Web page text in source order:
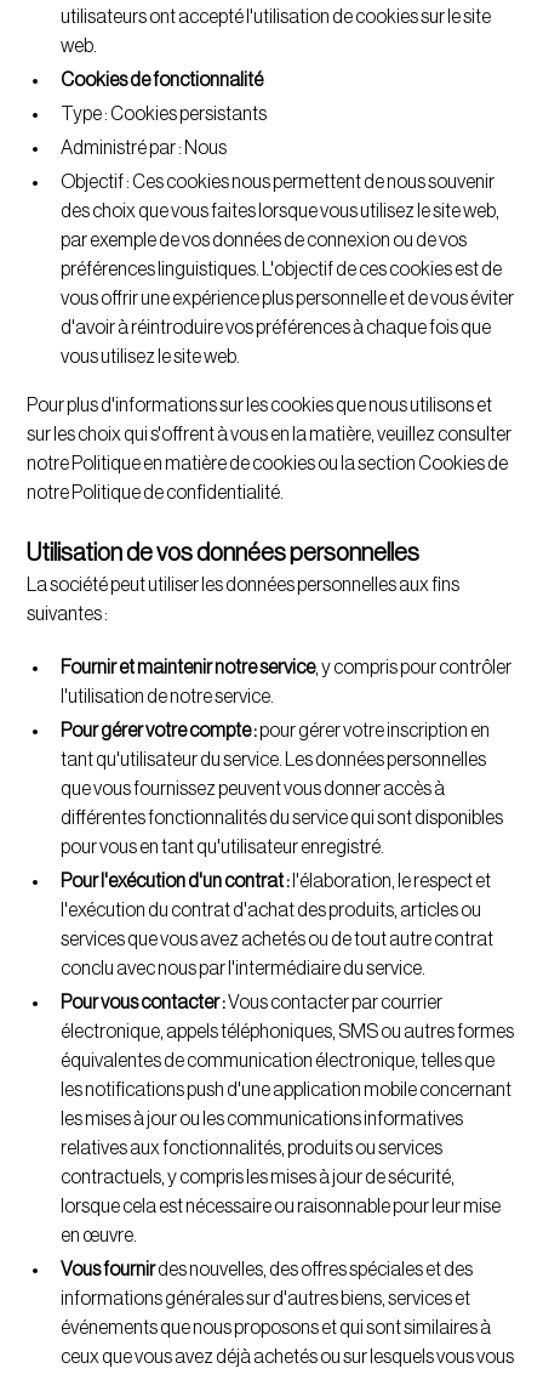
utilisateurs ont accepté l'utilisation de cookies sur le site
web.
Cookies de fonctionnalité
Type : Cookies persistants
Administré par : Nous
Objectif : Ces cookies nous permettent de nous souvenir
des choix que vous faites lorsque vous utilisez le site web,
par exemple de vos données de connexion ou de vos
préférences linguistiques. L'objectif de ces cookies est de
vous offrir une expérience plus personnelle et de vous éviter
d'avoir à réintroduire vos préférences à chaque fois que
vous utilisez le site web.
Pour plus d'informations sur les cookies que nous utilisons et
sur les choix qui s'offrent à vous en la matière, veuillez consulter
notre Politique en matière de cookies ou la section Cookies de
notre Politique de confidentialité.
Utilisation de vos données personnelles
La société peut utiliser les données personnelles aux fins
suivantes :
Fournir et maintenir notre service, y compris pour contrôler
l'utilisation de notre service.
Pour gérer votre compte :pour gérer votre inscription en
tant qu'utilisateur du service. Les données personnelles
que vous fournissez peuvent vous donner accès à
différentes fonctionnalités du service qui sont disponibles
pour vous en tant qu'utilisateur enregistré.
Pour l'exécution d'un contrat : l'élaboration, le respect et
l'exécution du contrat d'achat des produits, articles ou
services que vous avez achetés ou de tout autre contrat
conclu avec nous par l'intermédiaire du service.
Pour vous contacter :Vous contacter par courrier
électronique, appels téléphoniques, SMS ou autres formes
équivalentes de communication électronique, telles que
les notifications push d'une application mobile concernant
les mises à jour ou les communications informatives
relatives aux fonctionnalités, produits ou services
contractuels, y compris les mises à jour de sécurité,
lorsque cela est nécessaire ou raisonnable pour leur mise
en œuvre.
Vous fournirdes nouvelles, des offres spéciales et des
informations générales sur d'autres biens, services et
événements que nous proposons et qui sont similaires à
ceux que vous avez déjà achetés ou sur lesquels vous vous